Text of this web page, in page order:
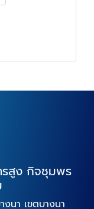
รสูง กิจชุมพร
นา เขตบางนา